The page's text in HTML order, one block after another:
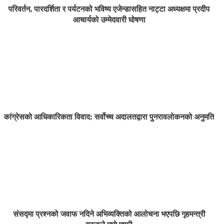
परिवर्तन, पारदर्शिता र पर्यटनको भविष्य एजेन्डासहित नाट्टा अध्यक्षमा प्रदीप
आचार्यको उम्मेदवारी घोषणा
कांग्रेसको आधिकारिकता विवाद: सर्वोच्च अदालतद्वारा पुनरावलोकनको अनुमति
संसद्मा प्रश्नको जवाफ नदिने अभिव्यक्तिको आलोचना भएपछि गृहमन्त्री